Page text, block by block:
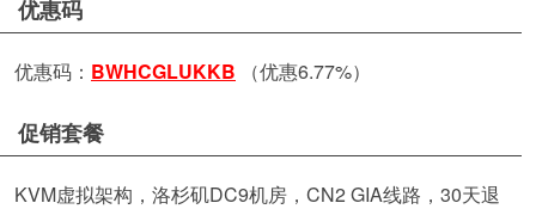
优惠码
优惠码： BWHCGLUKKB （优惠6.77%）
促销套餐
KVM虚拟架构，洛杉矶DC9机房，CN2 GIA线路，30天退